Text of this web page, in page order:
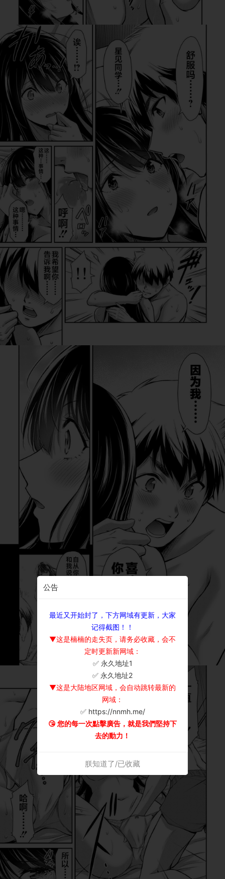
公告
最近又开始封了，下方网域有更新，大家
记得截图！！
▼这是楠楠的走失页，请务必收藏，会不
定时更新新网域：
✅ 永久地址1
✅ 永久地址2
▼这是大陆地区网域，会自动跳转最新的
网域：
✅ https://nnmh.me/
😘 您的每一次點擊廣告，就是我們堅持下
去的動力！
朕知道了/已收藏